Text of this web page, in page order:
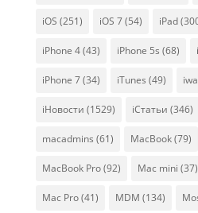
iOS (251) iOS 7(54) iPad
iPhone 4(43) iPhone 5s (68)
iPhone 7(34) iTunes (49)
iНовости (1529) iСтатьи (346)
macadmins (61) MacBook(79)
MacBook Pro(92) Mac mini (37)
Mac Pro(41) MDM (134)